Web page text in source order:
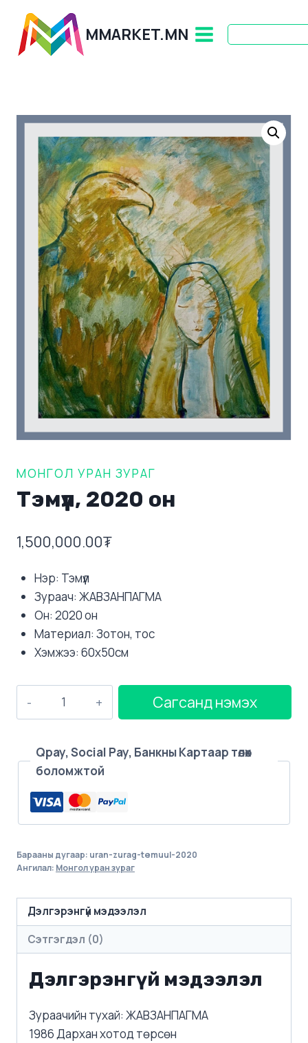
content
MMARKET.MN
МОНГОЛ УРАН ЗУРАГ
Тэмүүл, 2020 он
1,500,000.00₮
Нэр: Тэмүүл
Зураач: ЖАВЗАНПАГМА
Он: 2020 он
Материал: Зотон, тос
Хэмжээ: 60х50см
quantity
Сагсанд нэмэх
Qpay, Social Pay, Банкны Картаар төлөх
боломжтой
Барааны дугаар: uran-zurag-temuul-2020
Ангилал: Монгол уран зураг
Дэлгэрэнгүй мэдээлэл
Сэтгэгдэл (0)
Дэлгэрэнгүй мэдээлэл
Зураачийн тухай: ЖАВЗАНПАГМА
1986 Дархан хотод төрсөн